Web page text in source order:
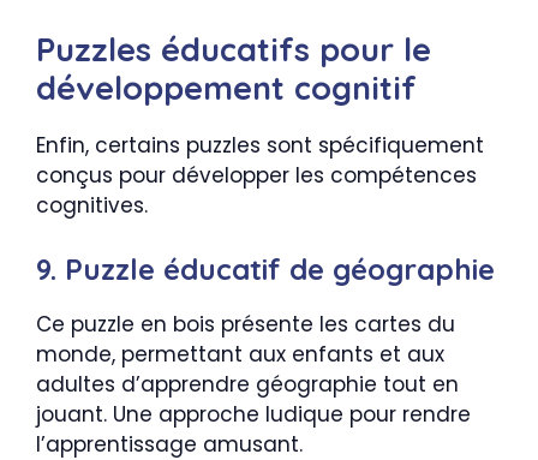
Puzzles éducatifs pour le
développement cognitif
Enfin, certains puzzles sont spécifiquement
conçus pour développer les compétences
cognitives.
9. Puzzle éducatif de géographie
Ce puzzle en bois présente les cartes du
monde, permettant aux enfants et aux
adultes d’apprendre géographie tout en
jouant. Une approche ludique pour rendre
l’apprentissage amusant.